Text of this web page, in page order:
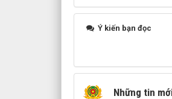
Ý kiến bạn đọc
Những tin